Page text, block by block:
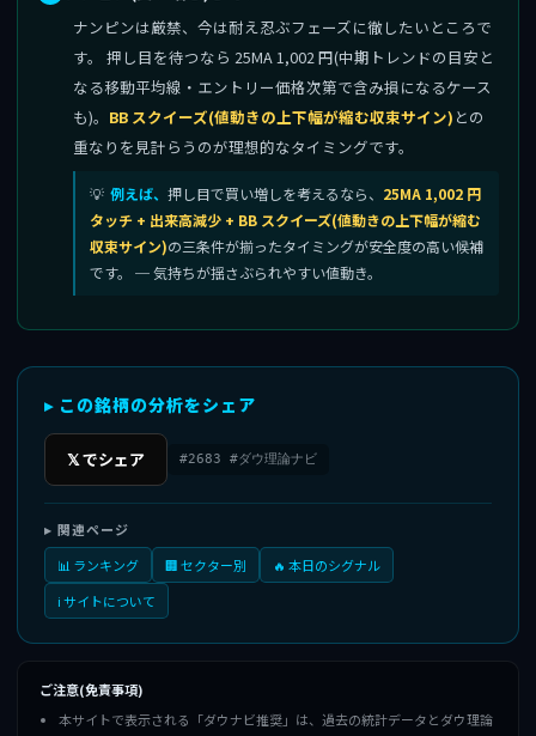
ナンピンは厳禁、今は耐え忍ぶフェーズに徹したいところで
す。 押し目を待つなら 25MA 1,002 円(中期トレンドの目安と
なる移動平均線・エントリー価格次第で含み損になるケース
も)。 BB スクイーズ(値動きの上下幅が縮む収束サイン) との
重なりを見計らうのが理想的なタイミングです。
例えば、 押し目で買い増しを考えるなら、 25MA 1,002 円
タッチ + 出来高減少 + BB スクイーズ(値動きの上下幅が縮む
収束サイン)の三条件が揃ったタイミングが安全度の高い候補
です。 ─ 気持ちが揺さぶられやすい値動き。
▸ この銘柄の分析をシェア
𝕏 でシェア #2683 #ダウ理論ナビ
▸ 関連ページ
📊 ランキング
🏢 セクター別
🔥 本日のシグナル
ℹ️ サイトについて
ご注意(免責事項)
本サイトで表示される「ダウナビ推奨」は、過去の統計データとダウ理論